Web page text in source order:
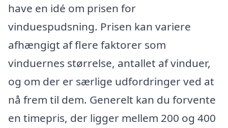
have en idé om prisen for
vinduespudsning. Prisen kan variere
afhængigt af flere faktorer som
vinduernes størrelse, antallet af vinduer,
og om der er særlige udfordringer ved at
nå frem til dem. Generelt kan du forvente
en timepris, der ligger mellem 200 og 400